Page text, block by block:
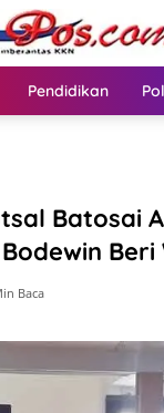
Pendidikan
Batosai
Baca